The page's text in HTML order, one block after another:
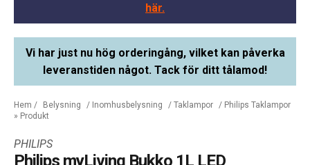
här.
Vi har just nu hög orderingång, vilket kan påverka
leveranstiden något. Tack för ditt tålamod!
Hem / Belysning / Inomhusbelysning / Taklampor / Philips Taklampor
» Produkt
PHILIPS
Philips myLiving Bukko 1L LED